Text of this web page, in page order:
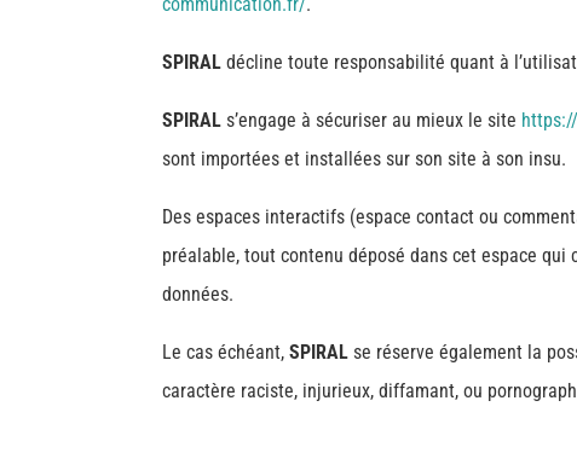
communication.fr/.
SPIRAL décline toute responsabilité quant à
SPIRAL s’engage à sécuriser au mieux le site
sont importées et installées sur son site à son insu.
Des espaces interactifs (espace contact ou
préalable, tout contenu déposé dans cet espace
données.
Le cas échéant, SPIRAL se réserve également la
caractère raciste, injurieux, diffamant, ou